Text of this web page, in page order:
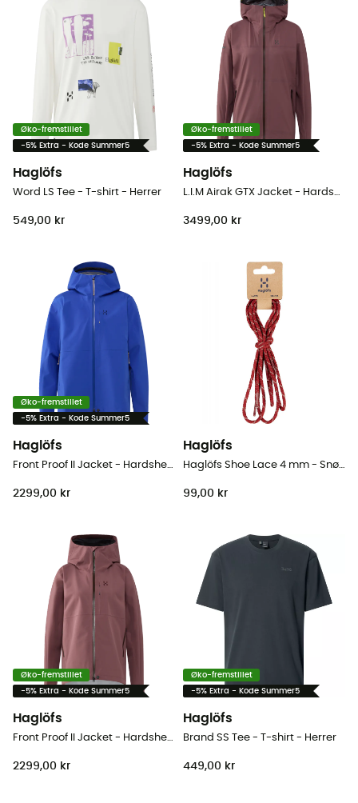
Øko-fremstillet
-5% Extra - Kode Summer5
Haglöfs
Word LS Tee - T-shirt - Herrer
549,00 kr
Øko-fremstillet
-5% Extra - Kode Summer5
Haglöfs
L.I.M Airak GTX Jacket - Hardshell jakke - Damer
3499,00 kr
Øko-fremstillet
-5% Extra - Kode Summer5
Haglöfs
Front Proof II Jacket - Hardshell jakke - Herrer
2299,00 kr
Haglöfs
Haglöfs Shoe Lace 4 mm - Snørebånd
99,00 kr
Øko-fremstillet
-5% Extra - Kode Summer5
Haglöfs
Front Proof II Jacket - Hardshell jakke - Damer
2299,00 kr
Øko-fremstillet
-5% Extra - Kode Summer5
Haglöfs
Brand SS Tee - T-shirt - Herrer
449,00 kr